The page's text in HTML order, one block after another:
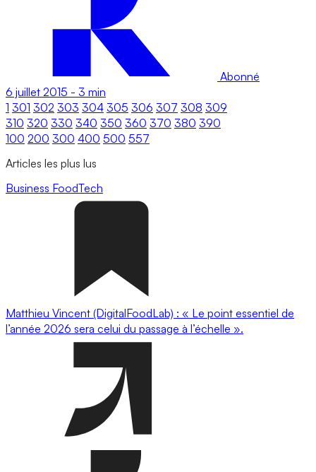
Abonné
6 juillet 2015 - 3 min
1 301 302 303 304 305 306 307 308 309
310 320 330 340 350 360 370 380 390
100 200 300 400 500 557
Articles les plus lus
Business FoodTech
Matthieu Vincent (DigitalFoodLab) : « Le point essentiel de
l’année 2026 sera celui du passage à l’échelle ».